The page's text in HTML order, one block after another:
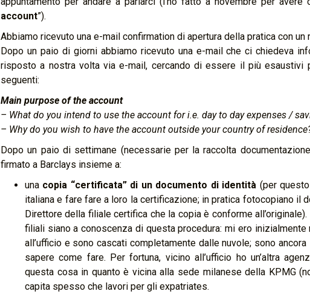
account”).
Abbiamo ricevuto una e-mail confirmation di apertura della pratica con un
Dopo un paio di giorni abbiamo ricevuto una e-mail che ci chiedeva
risposto a nostra volta via e-mail, cercando di essere il più
seguenti:
Main purpose of the account
– What do you intend to use the account for i.e. day to day expenses /
– Why do you wish to have the account outside your country of
Dopo un paio di settimane (necessarie per la raccolta
firmato a Barclays insieme a:
una copia “certificata” di un documento di identità (per
italiana e fare fare a loro la certificazione; in pratica fotocopiano il
Direttore della filiale certifica che la copia è conforme
filiali siano a conoscenza di questa procedura: mi ero
all’ufficio e sono cascati completamente dalle nuvole; sono
sapere come fare. Per fortuna, vicino all’ufficio ho un’altra
questa cosa in quanto è vicina alla sede milanese della KPMG
capita spesso che lavori per gli expatriates.